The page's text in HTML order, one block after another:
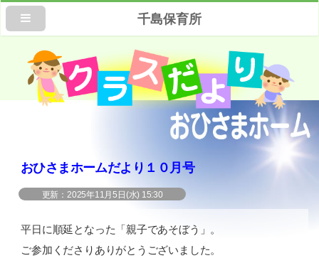
千島保育所
おひさまホームだより１０月号
2025年11月5日(水) 15:30
平日に順延となった「親子であそぼう」。
ご参加くださりありがとうございました。